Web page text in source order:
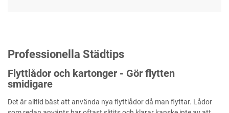
Professionella Städtips
Flyttlådor och kartonger - Gör flytten
smidigare
Det är alltid bäst att använda nya flyttlådor då man flyttar. Lådor